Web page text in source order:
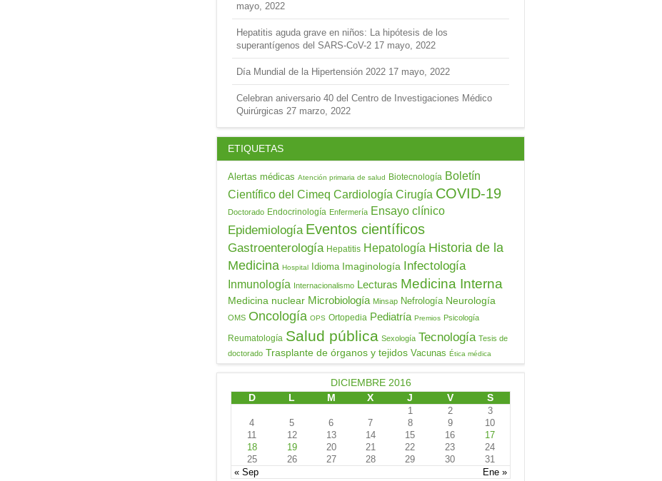
mayo, 2022
Hepatitis aguda grave en niños: La hipótesis de los
superantígenos del SARS-CoV-2 17 mayo, 2022
Día Mundial de la Hipertensión 2022 17 mayo, 2022
Celebran aniversario 40 del Centro de Investigaciones Médico
Quirúrgicas 27 marzo, 2022
ETIQUETAS
Alertas médicas Atención primaria de salud Biotecnología Boletín
Científico del Cimeq Cardiología Cirugía COVID-19
Doctorado Endocrinología Enfermería Ensayo clínico
Epidemiología Eventos científicos
Gastroenterología Hepatitis Hepatología Historia de la
Medicina Hospital Idioma Imaginología Infectología
Inmunología Internacionalismo Lecturas Medicina Interna
Medicina nuclear Microbiología Minsap Nefrología Neurología
OMS Oncología OPS Ortopedia Pediatría Premios Psicología
Reumatología Salud pública Sexología Tecnología Tesis de
doctorado Trasplante de órganos y tejidos Vacunas Ética médica
DICIEMBRE 2016
D
L M X J V S
« Sep Ene »
1 2
3
4
5 6 7 8 9
10
11
12 13 14 15 16
17
18
19 20 21 22 23
24
25
26 27 28 29 30 31